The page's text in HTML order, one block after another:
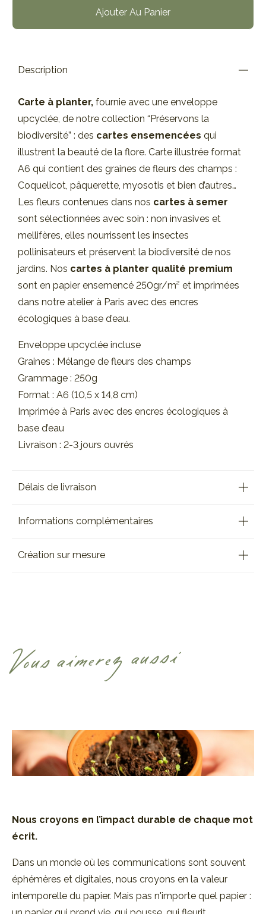
Ajouter Au Panier
Description
Carte à planter, fournie avec une enveloppe
upcyclée, de notre collection “Préservons la
biodiversité” : des cartes ensemencées qui
illustrent la beauté de la flore. Carte illustrée format
A6 qui contient des graines de fleurs des champs :
Coquelicot, pâquerette, myosotis et bien d’autres…
Les fleurs contenues dans nos cartes à semer
sont sélectionnées avec soin : non invasives et
mellifères, elles nourrissent les insectes
pollinisateurs et préservent la biodiversité de nos
jardins. Nos cartes à planter qualité premium
sont en papier ensemencé 250gr/m² et imprimées
dans notre atelier à Paris avec des encres
écologiques à base d’eau.
Enveloppe upcyclée incluse
Graines : Mélange de fleurs des champs
Grammage : 250g
Format : A6 (10,5 x 14,8 cm)
Imprimée à Paris avec des encres écologiques à
base d’eau
Livraison : 2-3 jours ouvrés
Délais de livraison
Informations complémentaires
Création sur mesure
Vous aimerez aussi
Nous croyons en l’impact durable de chaque mot
écrit.
Dans un monde où les communications sont souvent
éphémères et digitales, nous croyons en la valeur
intemporelle du papier. Mais pas n'importe quel papier :